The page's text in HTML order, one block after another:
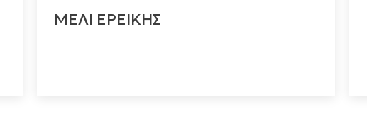
ΜΕΛΙ ΕΡΕΙΚΗΣ